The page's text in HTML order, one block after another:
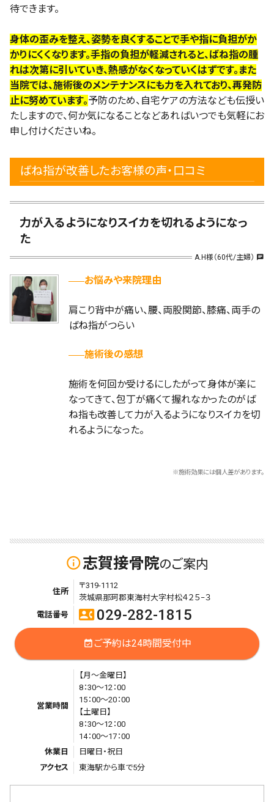
待できます。
身体の歪みを整え、姿勢を良くすることで手や指に負担がか
かりにくくなります。手指の負担が軽減されると、ばね指の腫
れは次第に引いていき、熱感がなくなっていくはずです。また
当院では、施術後のメンテナンスにも力を入れており、再発防
止に努めています。予防のため、自宅ケアの方法なども伝授い
たしますので、何か気になることなどあればいつでも気軽にお
申し付けくださいね。
ばね指が改善したお客様の声・口コミ
力が入るようになりスイカを切れるようになっ
た
A.H様（60代/主婦） chat
お悩みや来院理由
肩こり背中が痛い、腰、両股関節、膝痛、両手の
ばね指がつらい
施術後の感想
施術を何回か受けるにしたがって身体が楽に
なってきて、包丁が痛くて握れなかったのがば
ね指も改善して力が入るようになりスイカを切
れるようになった。
※施術効果には個人差があります。
info_outline志賀接骨院のご案内
住所
〒319-1112
茨城県那珂郡東海村大字村松４２５−３
電話番号
contact_phone 029-282-1815
event_available ご予約は24時間受付中
営業時間
【月～金曜日】
8：30～12：00
15：00～20：00
【土曜日】
8：30～12：00
14：00～17：00
休業日
日曜日・祝日
アクセス
東海駅から車で5分